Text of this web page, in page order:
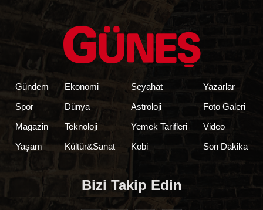
Gündem
Spor
Magazin
Yaşam
Ekonomi
Dünya
Teknoloji
Kültür&Sanat
Seyahat
Astroloji
Yemek Tarifleri
Kobi
Yazarlar
Foto Galeri
Video
Son Dakika
Bizi Takip Edin